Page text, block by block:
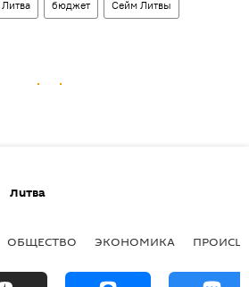
Литва бюджет Сейм Литвы
Литва
ОБЩЕСТВО ЭКОНОМИКА